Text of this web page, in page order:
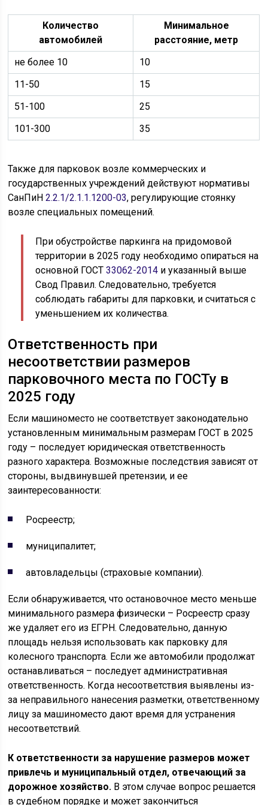
Количество
автомобилей
Минимальное
расстояние, метр
не более 10
10
11-50
15
51-100
25
101-300
35
Также для парковок возле коммерческих и
государственных учреждений действуют нормативы
СанПиН2.2.1/2.1.1.1200-03, регулирующие стоянку
возле специальных помещений.
При обустройстве паркинга на придомовой
территории в 2025 году необходимо опираться на
основной ГОСТ33062-2014 и указанный выше
Свод Правил. Следовательно, требуется
соблюдать габариты для парковки, и считаться с
уменьшением их количества.
Ответственность при
несоответствии размеров
парковочного места по ГОСТу в
2025 году
Если машиноместо не соответствует законодательно
установленным минимальным размерам ГОСТ в 2025
году – последует юридическая ответственность
разного характера. Возможные последствия зависят от
стороны, выдвинувшей претензии, и ее
заинтересованности:
Росреестр;
муниципалитет;
автовладельцы (страховые компании).
Если обнаруживается, что остановочное место меньше
минимального размера физически – Росреестр сразу
же удаляет его из ЕГРН. Следовательно, данную
площадь нельзя использовать как парковку для
колесного транспорта. Если же автомобили продолжат
останавливаться – последует административная
ответственность. Когда несоответствия выявлены из-
за неправильного нанесения разметки, ответственному
лицу за машиноместо дают время для устранения
несоответствий.
К ответственности за нарушение размеров может
привлечь и муниципальный отдел, отвечающий за
дорожное хозяйство. В этом случае вопрос решается
в судебном порядке и может закончиться